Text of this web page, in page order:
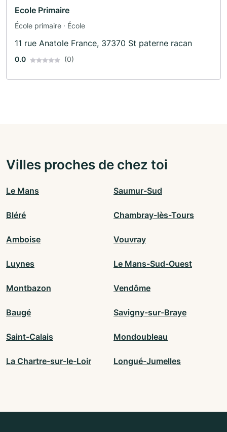
Ecole Primaire
École primaire · École
11 rue Anatole France, 37370 St paterne racan
0.0 (0)
Villes proches de chez toi
Le Mans Saumur-Sud
Bléré Chambray-lès-Tours
Amboise Vouvray
Luynes Le Mans-Sud-Ouest
Montbazon Vendôme
Baugé Savigny-sur-Braye
Saint-Calais Mondoubleau
La Chartre-sur-le-Loir Longué-Jumelles